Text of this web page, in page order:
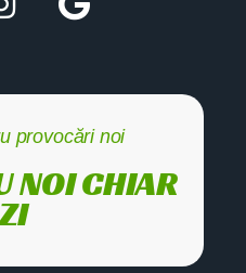
provocări noi
NOI CHIAR